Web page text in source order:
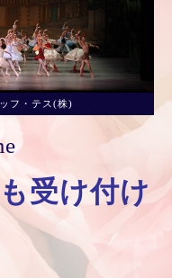
フ・テス(株)
受け付け